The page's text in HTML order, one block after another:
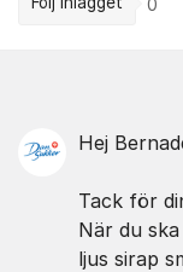
0
Hej
Tack för
När du
ljus sirap